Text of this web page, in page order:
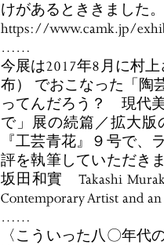
けがあるとききました
https://www.camk.jp/
……
今展は2017年8月に村上
布） でおこなった「
ってんだろう？ 現代
で」展の続篇／拡大
『工芸青花』９号で、
評を執筆していただき
坂田和實 Takashi
Contemporary Artist and
……
〈こういった八〇年代